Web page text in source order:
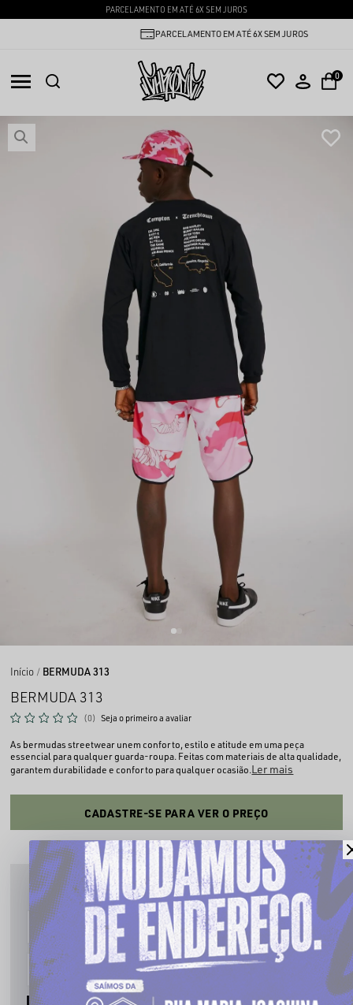
PARCELAMENTO EM ATÉ 6X SEM JUROS
PARCELAMENTO EM ATÉ 6X SEM JUROS
0
Início BERMUDA 313
BERMUDA 313
(0) Seja o primeiro a avaliar
As bermudas streetwear unem conforto, estilo e atitude em uma peça
essencial para qualquer guarda-roupa. Feitas com materiais de alta qualidade,
garantem durabilidade e conforto para qualquer ocasião.Ler mais
CADASTRE-SE PARA VER O PREÇO
PRODUTO INDISPONÍVEL
Cadastre seu email que te avisaremos quando estiver disponível: